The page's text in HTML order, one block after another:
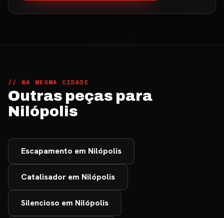
// NA MESMA CIDADE
Outras peças para
Nilópolis
Escapamento em Nilópolis
Catalisador em Nilópolis
Silencioso em Nilópolis